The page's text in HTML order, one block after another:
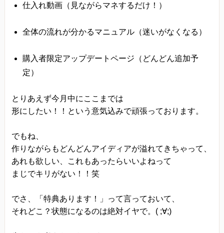
仕入れ動画（見ながらマネするだけ！）
全体の流れが分かるマニュアル（迷いがなくなる）
購入者限定アップデートページ（どんどん追加予
定）
とりあえず今月中にここまでは
形にしたい！！という意気込みで頑張っております。
でもね、
作りながらもどんどんアイディアが溢れてきちゃって、
あれも欲しい、これもあったらいいよねって
まじでキリがない！！笑
でさ、「特典あります！」って言っておいて、
それどこ？状態になるのは絶対イヤで。( ;∀;)